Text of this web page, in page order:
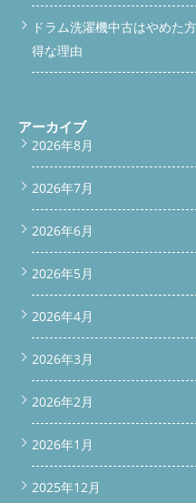
ドラム洗濯機中古はやめた
得な理由
アーカイブ
2026年8月
2026年7月
2026年6月
2026年5月
2026年4月
2026年3月
2026年2月
2026年1月
2025年12月